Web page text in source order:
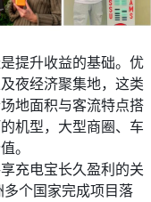
提升收益的基础。优
夜经济聚集地，这类
地面积与客流特点搭
机型，大型商圈、车
。
充电宝长久盈利的关
个国家完成项目落